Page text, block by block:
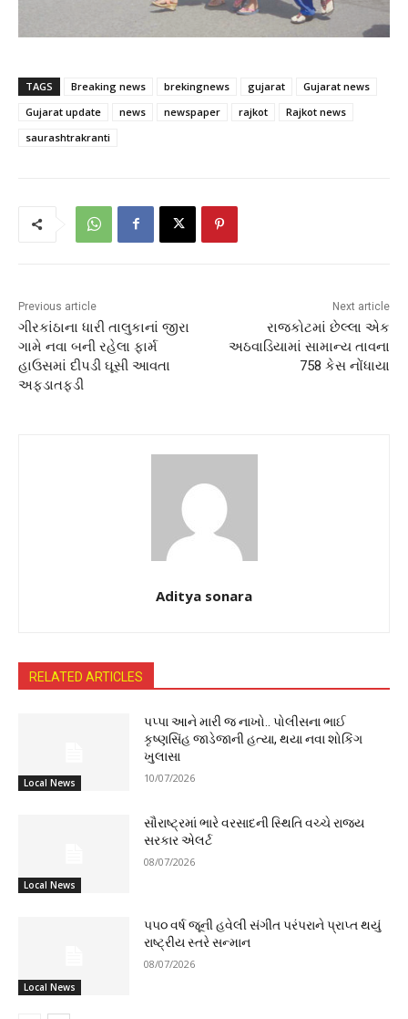
TAGS Breaking news brekingnews gujarat
Gujarat news
Gujarat update
news newspaper rajkot
Rajkot news
saurashtrakranti
Previous article
ગીરકાંઠાના ધારી તાલુકાનાં જીરા
ગામે નવા બની રહેલા ફાર્મ
હાઉસમાં દીપડી ઘૂસી આવતા
અફડાતફડી
Next article
રાજકોટમાં છેલ્લા એક
અઠવાડિયામાં સામાન્ય તાવના
758 કેસ નોંધાયા
Aditya sonara
RELATED ARTICLES
Local News
પપ્પા આને મારી જ નાખો.. પોલીસના ભાઈ
કૃષ્ણસિંહ જાડેજાની હત્યા, થયા નવા શોકિંગ
ખુલાસા
10/07/2026
Local News
સૌરાષ્ટ્રમાં ભારે વરસાદની સ્થિતિ વચ્ચે રાજ્ય
સરકાર એલર્ટ
08/07/2026
Local News
૫૫૦ વર્ષ જૂની હવેલી સંગીત પરંપરાને પ્રાપ્ત થયું
રાષ્ટ્રીય સ્તરે સન્માન
08/07/2026